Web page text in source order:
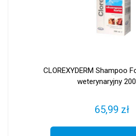
CLOREXYDERM Shampoo
weterynaryjny
65,99 zł